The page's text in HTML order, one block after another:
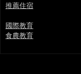
推薦住宿
國際教育
食農教育